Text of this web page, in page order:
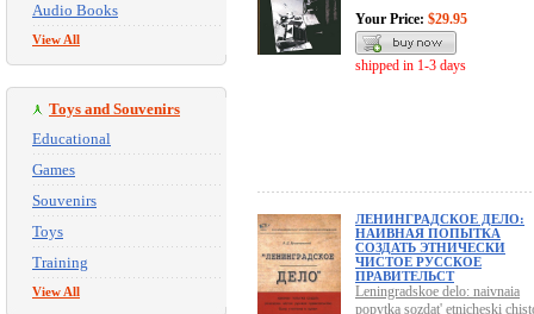
Audio Books
View All
Toys and Souvenirs
Educational
Games
Souvenirs
Toys
Training
View All
Your Price: $29.95
shipped in 1-3 days
ЛЕНИНГРАДСКОЕ ДЕЛО:
НАИВНАЯ ПОПЫТКА
СОЗДАТЬ ЭТНИЧЕСКИ
ЧИСТОЕ РУССКОЕ
ПРАВИТЕЛЬСТ
Leningradskoe delo: naivnaia
popytka sozdat' etnicheski